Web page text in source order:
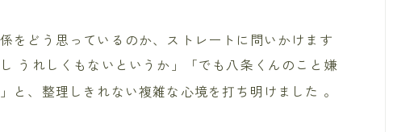
をどう思っているのか、ストレートに問いかけます
うれしくもないというか」「でも八条くんのこと嫌
と、整理しきれない複雑な心境を打ち明けました 。